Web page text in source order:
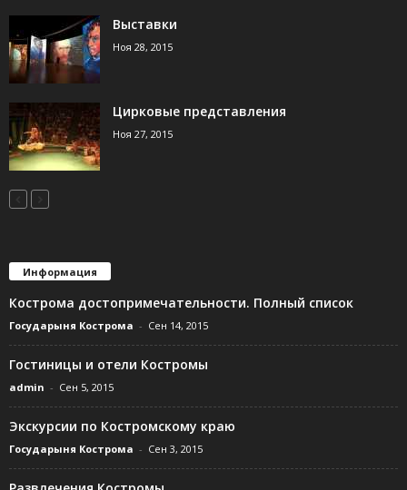
Выставки
Ноя 28, 2015
Цирковые представления
Ноя 27, 2015
Информация
Кострома достопримечательности. Полный список
Государыня Кострома - Сен 14, 2015
Гостиницы и отели Костромы
admin - Сен 5, 2015
Экскурсии по Костромскому краю
Государыня Кострома - Сен 3, 2015